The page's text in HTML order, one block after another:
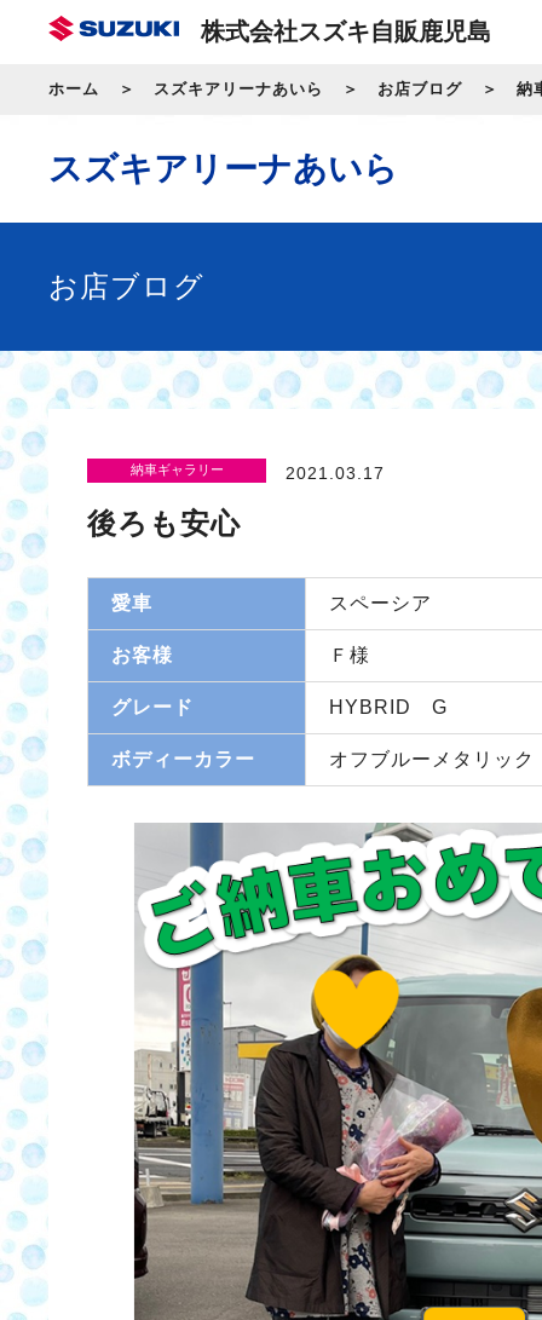
株式会社スズキ自販鹿児島
ホーム スズキアリーナあいら お店ブログ 納
スズキアリーナあいら
お店ブログ
納車ギャラリー 2021.03.17
後ろも安心
愛車 スペーシア
お客様 Ｆ様
グレード HYBRID G
ボディーカラー オフブルーメタリック